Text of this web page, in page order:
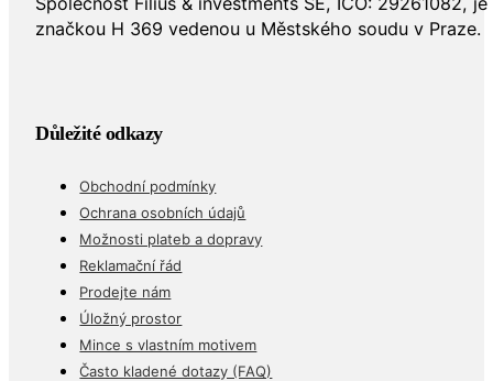
značkou H 369 vedenou u Městského soudu v Praze.
Důležité odkazy
Obchodní podmínky
Ochrana osobních údajů
Možnosti plateb a dopravy
Reklamační řád
Prodejte nám
Úložný prostor
Mince s vlastním motivem
Často kladené dotazy (FAQ)